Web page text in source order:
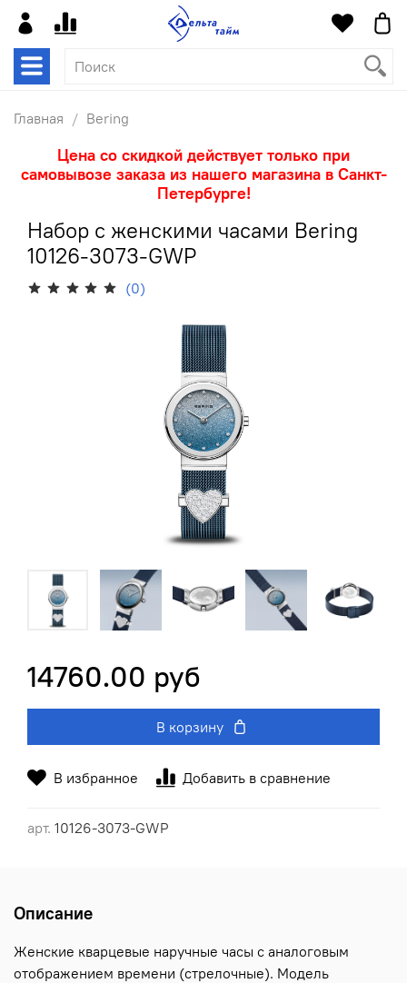
Главная Bering
Цена со скидкой действует только при
самовывозе заказа из нашего магазина в Санкт-
Петербурге!
Набор с женскими часами Bering
10126-3073-GWP
(0)
В избранное Добавить в сравнение
арт. 10126-3073-GWP
14760.00 руб
В корзину
Описание
Женские кварцевые наручные часы с аналоговым
отображением времени (стрелочные). Модель